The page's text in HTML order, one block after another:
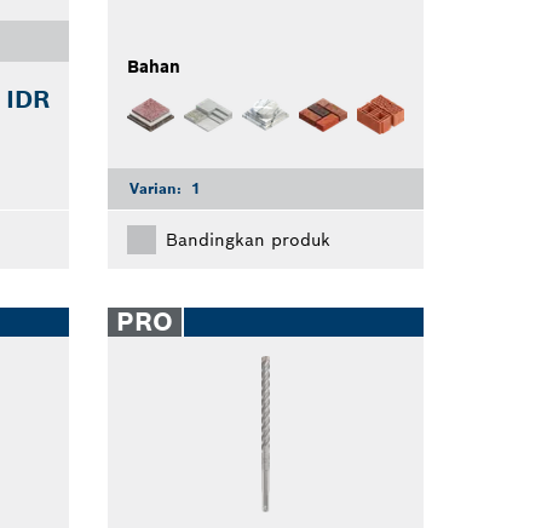
Bahan
Varian: 1
Bandingkan produk
PRO